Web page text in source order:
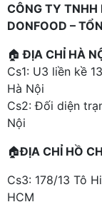
CÔNG TY TNHH
DONFOOD –
🏠 ĐỊA CHỈ HÀ
Cs1: U3 liền kề
Hà Nội
Cs2: Đối diện
Nội
🏠ĐỊA CHỈ HỒ
Cs3: 178/13 Tô
HCM